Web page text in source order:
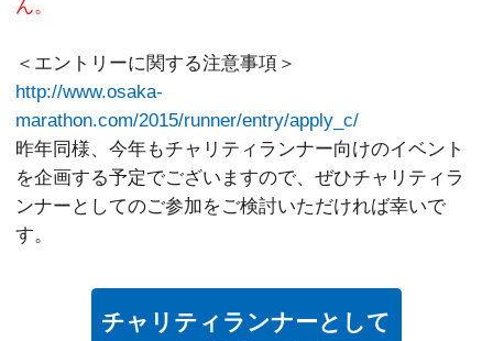
ん。
＜エントリーに関する注意事項＞
http://www.osaka-
marathon.com/2015/runner/entry/apply_c/
昨年同様、今年もチャリティランナー向けのイベント
を企画する予定でございますので、ぜひチャリティラ
ンナーとしてのご参加をご検討いただければ幸いで
す。
チャリティランナーとして